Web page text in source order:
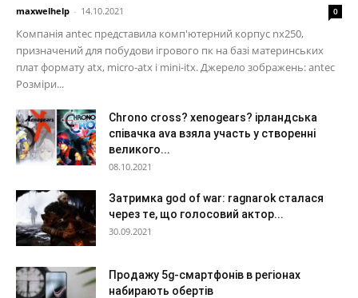
maxwelhelp - 14.10.2021 0
Компанія antec представила комп'ютерний корпус nx250,
призначений для побудови ігрового пк на базі материнських
плат формату atx, micro-atx і mini-itx. Джерело зображень: antec
Розміри...
Chrono cross? xenogears? ірландська
співачка ava взяла участь у створенні
великого...
08.10.2021
Затримка god of war: ragnarok сталася
через те, що голосовий актор...
30.09.2021
Продажу 5g-смартфонів в регіонах
набирають обертів